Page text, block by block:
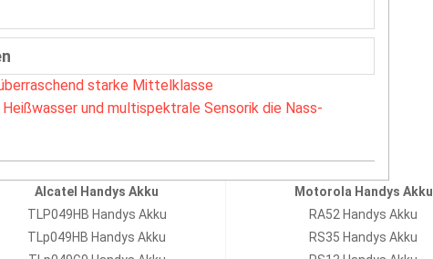
starke Mittelklasse
und multispektrale Sensorik die Nass-
Alcatel Handys Akku
TLP049HB Handys Akku
TLp049HB Handys Akku
Motorola Handys Akku
RA52 Handys Akku
RS35 Handys Akku